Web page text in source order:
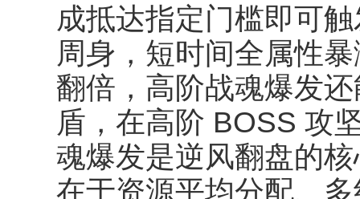
成抵达指定门槛即可
周身，短时间全属性
翻倍，高阶战魂爆发
盾，在高阶 BOSS 攻
魂爆发是逆风翻盘的
在于资源平均分配、